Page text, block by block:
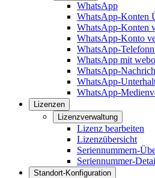
WhatsApp
WhatsApp-Konten
WhatsApp-Konten
WhatsApp-Konto
WhatsApp-
WhatsApp mit
WhatsApp-
WhatsApp-
WhatsApp-
Lizenzen
Lizenzverwaltung
Lizenz bearbeiten
Lizenzübersicht
Seriennummern-
Seriennummer-
Standort-Konfiguration